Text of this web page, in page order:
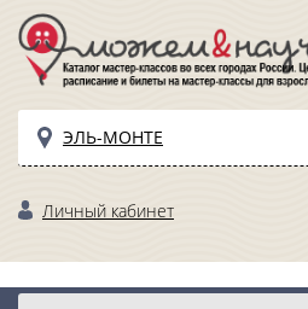
ЭЛЬ-МОНТЕ
Личный кабинет